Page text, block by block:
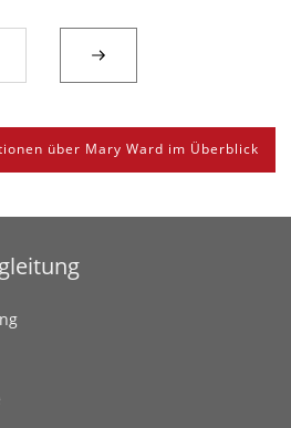
über Mary Ward im Überblick